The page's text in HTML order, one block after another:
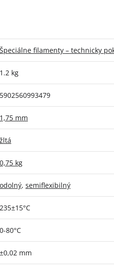
Špeciálne filamenty – technicky
1.2 kg
5902560993479
1,75 mm
žltá
0,75 kg
odolný, semiflexibilný
235±15°C
0-80°C
±0,02 mm